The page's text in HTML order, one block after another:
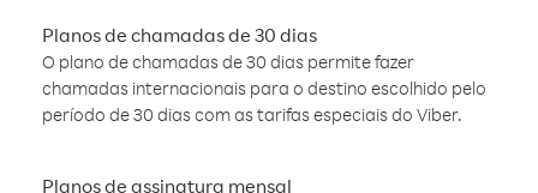
Planos de chamadas de 30 dias
O plano de chamadas de 30 dias permite fazer
chamadas internacionais para o destino escolhido pelo
período de 30 dias com as tarifas especiais do Viber.
Planos de assinatura mensal